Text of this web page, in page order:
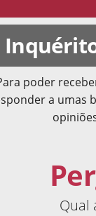
poder
a umas
Qual